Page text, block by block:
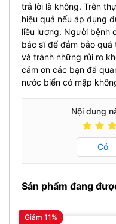
trả lời là không. Trên
hiệu quả nếu áp dụng
liều lượng. Người bệnh
bác sĩ để đảm bảo quá
và tránh những rủi ro
cảm ơn các bạn đã
nước biển có mập
Nội dung
Có
Sản phẩm đang
Giảm 11%